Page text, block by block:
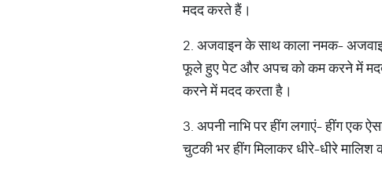
मदद करते हैं।
2. अजवाइन के साथ काला नमक-
फूले हुए पेट और अपच को कम करने में मदद
करने में मदद करता है।
3. अपनी नाभि पर हींग लगाएं- हींग एक
चुटकी भर हींग मिलाकर धीरे-धीरे